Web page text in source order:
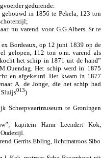
gedurende:
in 1856 te Pekela, 123 ton
nu varend voor G.G.Albers Sr te
Bordeaux, op 12 juni 1839 op de
gelopen, 112 ton o.m. varend als
het schip in 1871 uit de hand”
Het schip werd in 1875
en afgekeurd. Het kwam in 1877
A. de Jonge, die het schip had
Sluijs013)
Scheepvaartmuseum te Groningen
kapitein Harm Leendert Kok,
Gerrits Ebling,lichtmatroos Sibo